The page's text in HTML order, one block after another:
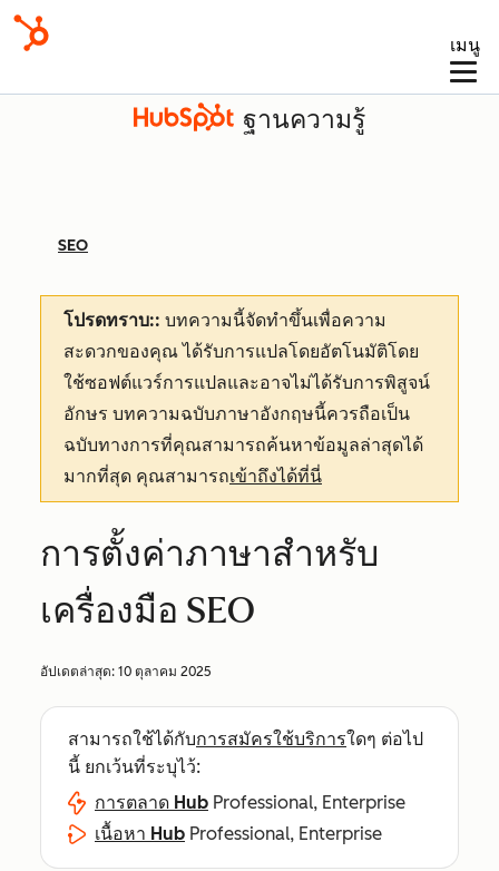
เมนู
ฐานความรู้
SEO
โปรดทราบ:: บทความนี้จัดทำขึ้นเพื่อความ
สะดวกของคุณได้รับการแปลโดยอัตโนมัติโดย
ใช้ซอฟต์แวร์การแปลและอาจไม่ได้รับการพิสูจน์
อักษร บทความฉบับภาษาอังกฤษนี้ควรถือเป็น
ฉบับทางการที่คุณสามารถค้นหาข้อมูลล่าสุดได้
มากที่สุด คุณสามารถเข้าถึงได้ที่นี่
การตั้งค่าภาษาสำหรับ
เครื่องมือ SEO
อัปเดตล่าสุด: 10 ตุลาคม 2025
สามารถใช้ได้กับการสมัครใช้บริการใดๆ ต่อไป
นี้ ยกเว้นที่ระบุไว้:
การตลาด Hub Professional, Enterprise
เนื้อหา Hub Professional, Enterprise